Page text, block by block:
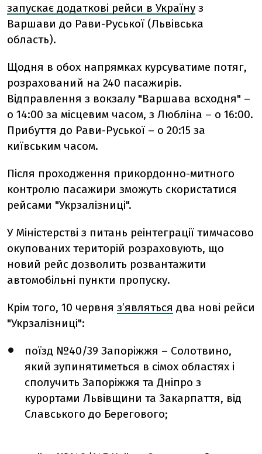
запускає додаткові рейси в Україну з
Варшави до Рави-Руської (Львівська
область).
Щодня в обох напрямках курсуватиме потяг,
розрахований на 240 пасажирів.
Відправлення з вокзалу "Варшава всходня" –
о 14:00 за місцевим часом, з Любліна – о 16:00.
Прибуття до Рави-Руської – о 20:15 за
київським часом.
Після проходження прикордонно-митного
контролю пасажири зможуть скористатися
рейсами "Укрзалізниці".
У Міністерстві з питань реінтеграції тимчасово
окупованих територій розраховують, що
новий рейс дозволить розвантажити
автомобільні пункти пропуску.
Крім того, 10 червня з’являться два нові рейси
"Укрзалізниці":
поїзд №40/39 Запоріжжя – Солотвино,
який зупинятиметься в сімох областях і
сполучить Запоріжжя та Дніпро з
курортами Львівщини та Закарпаття, від
Славського до Берегового;